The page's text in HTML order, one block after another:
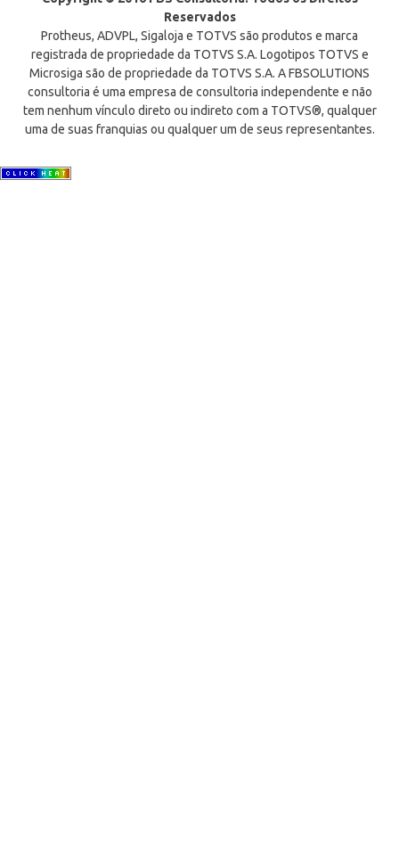
Reservados
Protheus, ADVPL, Sigaloja e TOTVS são produtos e marca
registrada de propriedade da TOTVS S.A. Logotipos TOTVS e
Microsiga são de propriedade da TOTVS S.A. A FBSOLUTIONS
consultoria é uma empresa de consultoria independente e não
tem nenhum vínculo direto ou indireto com a TOTVS®, qualquer
uma de suas franquias ou qualquer um de seus representantes.